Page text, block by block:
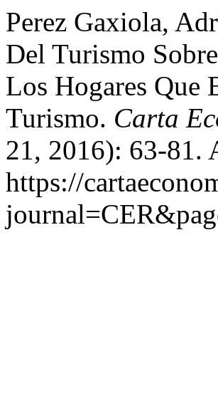
Perez Gaxiola,
Del Turismo
Los Hogares Que
Turismo. Carta
21, 2016): 63-81.
https://